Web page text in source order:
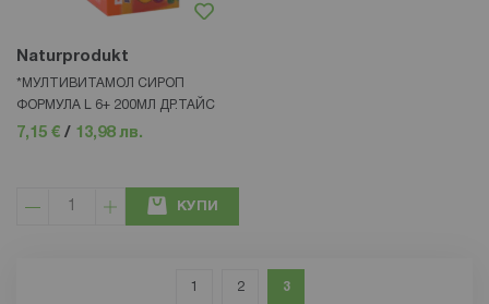
Naturprodukt
*МУЛТИВИТАМОЛ СИРОП
ФОРМУЛА L 6+ 200МЛ ДР.ТАЙС
7,15 € / 13,98 лв.
КУПИ
Страница
Страница
1 Страница
2 В момента четете страница
3